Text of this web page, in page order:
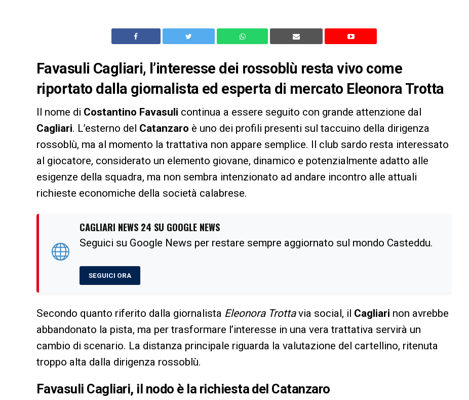
Favasuli Cagliari, l’interesse dei rossoblù resta vivo come
riportato dalla giornalista ed esperta di mercato Eleonora Trotta
Il nome di Costantino Favasuli continua a essere seguito con grande attenzione dal
Cagliari. L’esterno del Catanzaro è uno dei profili presenti sul taccuino della dirigenza
rossoblù, ma al momento la trattativa non appare semplice. Il club sardo resta interessato
al giocatore, considerato un elemento giovane, dinamico e potenzialmente adatto alle
esigenze della squadra, ma non sembra intenzionato ad andare incontro alle attuali
richieste economiche della società calabrese.
CAGLIARI NEWS 24 SU GOOGLE NEWS
Seguici su Google News per restare sempre aggiornato sul mondo Casteddu.
SEGUICI ORA
Secondo quanto riferito dalla giornalista Eleonora Trottavia social, il Cagliari non avrebbe
abbandonato la pista, ma per trasformare l’interesse in una vera trattativa servirà un
cambio di scenario. La distanza principale riguarda la valutazione del cartellino, ritenuta
troppo alta dalla dirigenza rossoblù.
Favasuli Cagliari, il nodo è la richiesta del Catanzaro